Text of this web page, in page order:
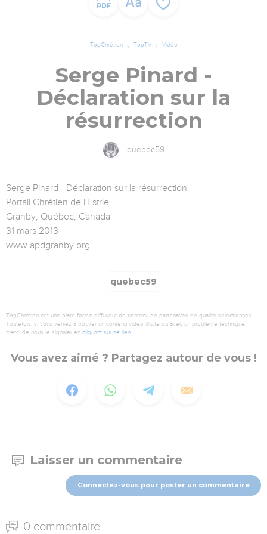
TopChrétien TopTV Vidéo
Serge Pinard -
Déclaration sur la
résurrection
quebec59
Serge Pinard - Déclaration sur la résurrection
Portail Chrétien de l'Estrie
Granby, Québec, Canada
31 mars 2013
www.apdgranby.org
quebec59
TopChrétien est une plate-forme diffuseur de contenu de partenaires de qualité sélectionnés.
Toutefois, si vous veniez à trouver un contenu vidéo illicite ou avec un problème technique,
merci de nous le signaler en cliquant sur ce lien.
Vous avez aimé ? Partagez autour de vous !
Laisser un commentaire
Connectez-vous pour poster un commentaire
0 commentaire